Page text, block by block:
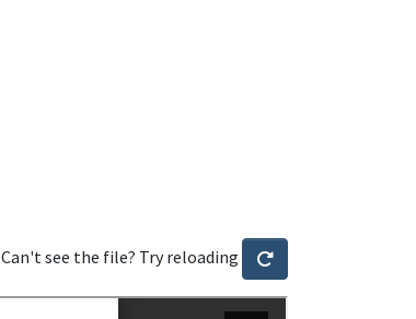
Can't see the file? Try reloading